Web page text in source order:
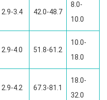
2.9-3.4 42.0-48.7
8.0-
10.0
2.9-4.0 51.8-61.2
10.0-
18.0
2.9-4.2 67.3-81.1
18.0-
32.0